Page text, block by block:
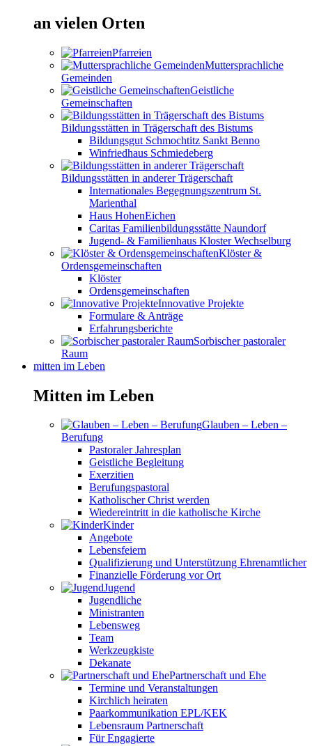
an vielen Orten
Pfarreien
Muttersprachliche
Gemeinden
Geistliche
Gemeinschaften
Bildungsstätten in Trägerschaft des Bistums
Bildungsgut Schmochtitz Sankt Benno
Winfriedhaus Schmiedeberg
Bildungsstätten in anderer Trägerschaft
Internationales Begegnungszentrum St.
Marienthal
Haus HohenEichen
Caritas Familienbildungsstätte Naundorf
Jugend- & Familienhaus Kloster Wechselburg
Klöster &
Ordensgemeinschaften
Klöster
Ordensgemeinschaften
Innovative Projekte
Formulare & Anträge
Erfahrungsberichte
Sorbischer pastoraler
Raum
mitten im Leben
Mitten im Leben
Glauben – Leben –
Berufung
Pastoraler Jahresplan
Geistliche Begleitung
Exerzitien
Berufungspastoral
Katholischer Christ werden
Wiedereintritt in die katholische Kirche
Kinder
Angebote
Lebensfeiern
Qualifizierung und Unterstützung Ehrenamtlicher
Finanzielle Förderung vor Ort
Jugend
Jugendliche
Ministranten
Lebensweg
Team
Werkzeugkiste
Dekanate
Partnerschaft und Ehe
Termine und Veranstaltungen
Kirchlich heiraten
Paarkommunikation EPL/KEK
Lebensraum Partnerschaft
Für Engagierte